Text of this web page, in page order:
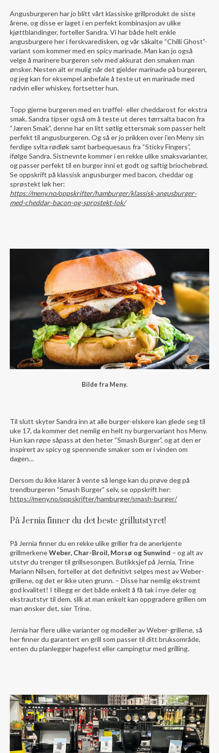
Angusburgeren har jo blitt vårt klassiske grillprodukt de siste
årene, og disse er laget i en perfekt kombinasjon av ulike
kjøttblandinger, forteller Sandra. Vi har både helt enkle
angusburgere her i ferskvaredisken, og vår såkalte “Chilli Ghost”-
variant som kommer med en spicy marinade. Man kan jo også
velge å marinere burgeren selv med akkurat den smaken man
ønsker. Nesten alt er mulig når det gjelder marinade på burgeren,
og jeg kan for eksempel anbefale å teste ut en marinade med
rødvin eller whiskey, fortsetter hun.
Topp gjerne burgeren med en trøffel- eller cheddarost for ekstra
smak. Sandra tipser også om å teste ut deres tørrsalta bacon fra
“Jæren Smak”, denne har en litt søtlig ettersmak som passer helt
perfekt til angusburgeren. Og så er jo prikken over i’en Meny sin
ferdige sylta rødløk samt barbequesaus fra “Sticky Fingers”,
ifølge Sandra. Sistnevnte kommer i en rekke ulike smaksvarianter,
og passer perfekt til en burger inni et godt og saftig briochebrød.
Se oppskrift på klassisk angusburger med bacon, cheddar og
sprøstekt løk her:
https://meny.no/oppskrifter/hamburger/klassisk-angusburger-
med-cheddar-bacon-og-sprostekt-lok/
Bilde fra Meny.
Til slutt skyter Sandra inn at alle burger-elskere kan glede seg til
uke 17, da kommer det nemlig en helt ny burgervariant hos Meny.
Hun kan røpe såpass at den heter “Smash Burger”, og at den er
inspirert av spicy og spennende smaker som er i vinden om
dagen…
Dersom du ikke klarer å vente så lenge kan du prøve deg på
trendburgeren “Smash Burger” selv, se oppskrift her:
https://meny.no/oppskrifter/hamburger/smash-burger/
På Jernia finner du det beste grillutstyret!
På Jernia finner du en rekke ulike griller fra de anerkjente
grillmerkeneWeber, Char-Broil, Morsø og Sunwind – og alt av
utstyr du trenger til grillsesongen. Butikksjef på Jernia, Trine
Mariann Nilsen, forteller at det definitivt selges mest av Weber-
grillene, og det er ikke uten grunn. – Dissehar nemlig ekstremt
god kvalitet! I tillegg er det både enkelt å få tak i nye deler og
ekstrautstyr til dem, slik at man enkelt kan oppgradere grillen om
man ønsker det, sier Trine.
Jernia har flere ulike varianter og modeller av Weber-grillene, så
her finner du garantert en grill som passer til ditt bruksområde,
enten du planlegger hagefest eller campingtur med grilling.